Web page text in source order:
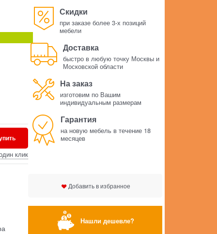
клик
Скидки
при заказе более 3-х позиций
мебели
Доставка
быстро в любую точку Москвы и
Московской области
На заказ
изготовим по Вашим
индивидуальным размерам
Гарантия
на новую мебель в течение 18
месяцев
Добавить в избранное
Нашли дешевле?